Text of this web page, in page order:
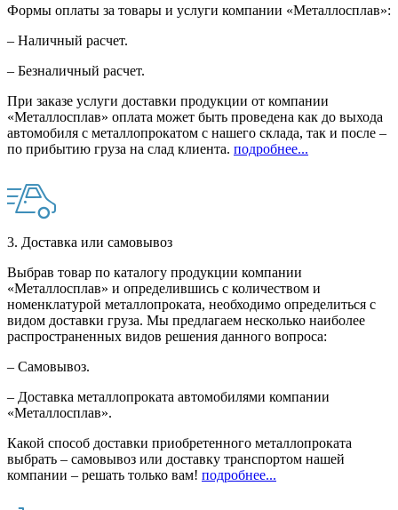
Формы оплаты за товары и услуги компании «Металлосплав»:
– Наличный расчет.
– Безналичный расчет.
При заказе услуги доставки продукции от компании
«Металлосплав» оплата может быть проведена как до выхода
автомобиля с металлопрокатом с нашего склада, так и после –
по прибытию груза на слад клиента. подробнее...
3. Доставка или самовывоз
Выбрав товар по каталогу продукции компании
«Металлосплав» и определившись с количеством и
номенклатурой металлопроката, необходимо определиться с
видом доставки груза. Мы предлагаем несколько наиболее
распространенных видов решения данного вопроса:
– Самовывоз.
– Доставка металлопроката автомобилями компании
«Металлосплав».
Какой способ доставки приобретенного металлопроката
выбрать – самовывоз или доставку транспортом нашей
компании – решать только вам! подробнее...